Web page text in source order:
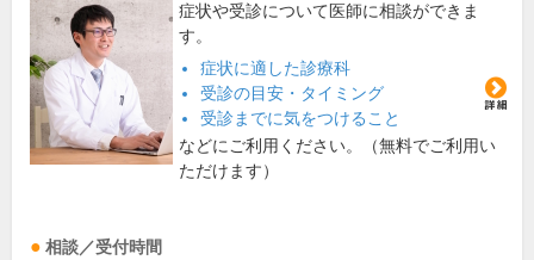
症状や受診について医師に相談ができま
す。
症状に適した診療科
受診の目安・タイミング
受診までに気をつけること
などにご利用ください。（無料でご利用い
ただけます）
相談／受付時間